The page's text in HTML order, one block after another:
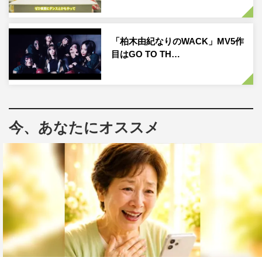
ンであるというAKB48の柏木由紀が新たに加わり、3名で
主題歌はシーズン1同様に、平井大の「Romeo+Juliet -
Love goes on-」。2回目だから、きっとうまくいく。全員
同じ境遇だからこそ出てくる本音や価値観に触れて、10名
番組情報
ABEMAオリジナルシリーズ
『セカンドチャンスウェディング 2』（全8話）
ABEMA SPECIALチャンネル
2022年7月2日（土）午後10時〜
放送URL：https://abema.tv/channels/abema-
special/slots/9LuEDHY8t4f2CX
「柏木由紀なりのWACK」MV5作
目はGO TO TH…
今、あなたにオススメ